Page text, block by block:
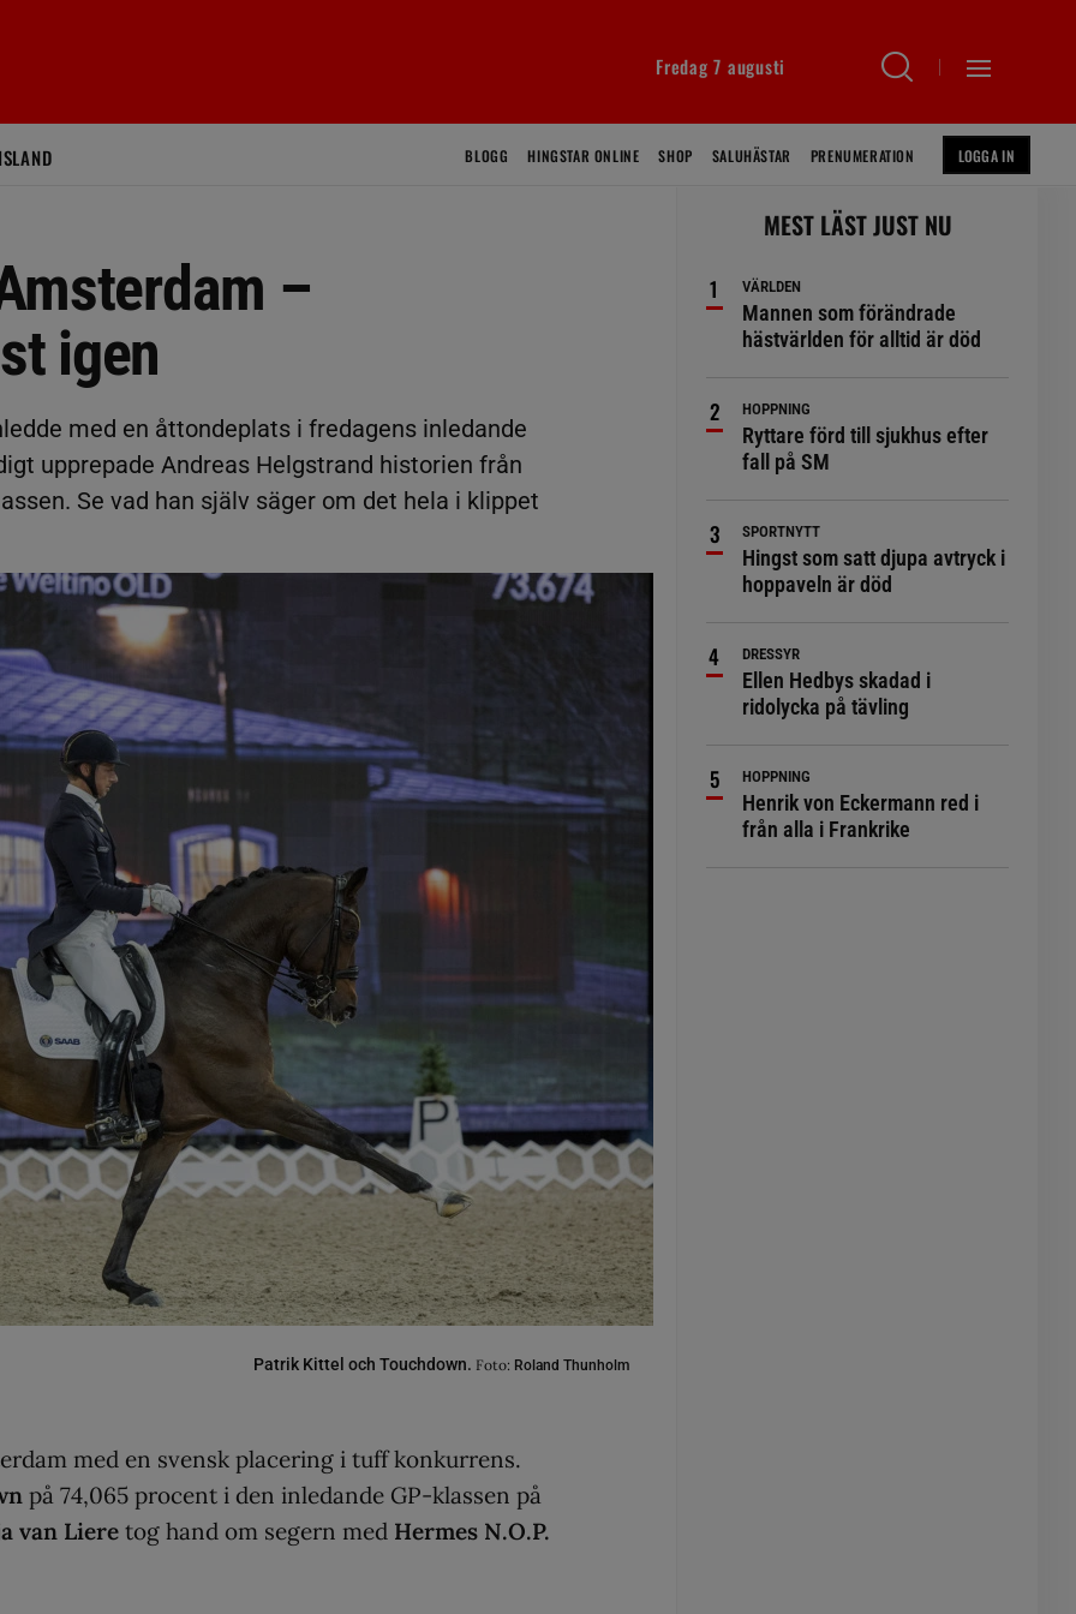
Fredag 7 augusti
BLOGG HINGSTAR ONLINE SHOP SALUHÄSTAR PRENUMERATION LOGGA IN
–
igen
med en åttondeplats i fredagens inledande
upprepade Andreas Helgstrand historien från
Se vad han själv säger om det hela i klippet
Patrik Kittel och Touchdown. Foto: Roland Thunholm
med en svensk placering i tuff konkurrens.
på 74,065 procent i den inledande GP-klassen på
van Liere tog hand om segern med Hermes N.O.P.
MEST LÄST JUST NU
VÄRLDEN
Mannen som förändrade
hästvärlden för alltid är död
HOPPNING
Ryttare förd till sjukhus efter
fall på SM
SPORTNYTT
Hingst som satt djupa avtryck i
hoppaveln är död
DRESSYR
Ellen Hedbys skadad i
ridolycka på tävling
HOPPNING
Henrik von Eckermann red i
från alla i Frankrike